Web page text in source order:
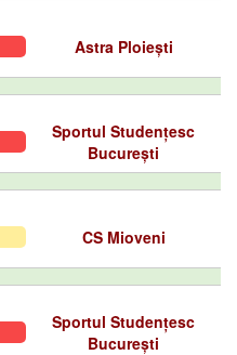
Astra Ploiești
Sportul Studențesc
București
CS Mioveni
Sportul Studențesc
București